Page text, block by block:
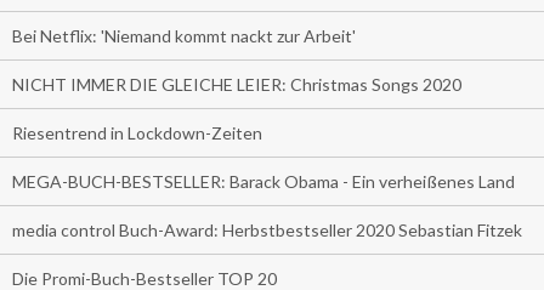
Bei Netflix: 'Niemand kommt nackt zur Arbeit'
NICHT IMMER DIE GLEICHE LEIER: Christmas Songs 2020
Riesentrend in Lockdown-Zeiten
MEGA-BUCH-BESTSELLER: Barack Obama - Ein verheißenes Land
media control Buch-Award: Herbstbestseller 2020 Sebastian Fitzek
Die Promi-Buch-Bestseller TOP 20